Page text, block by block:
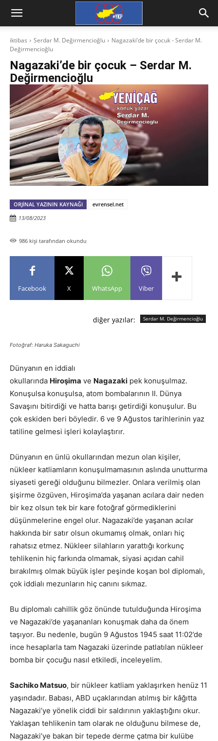
iktibas Serdar M. Değirmencioğlu
Nagazaki’de bir çocuk - Serdar M.
Değirmencioğlu
Nagazaki’de bir çocuk – Serdar M.
Değirmencioğlu
ORJINAL YAZININ KAYNAĞI
evrensel.net
13/08/2023
986 kişi tarafından okundu
Facebook X WhatsApp Viber
diğer yazılar: Serdar M. Değirmencioğlu
Fotoğraf: Haruka Sakaguchi
Dünyanın en iddialı
okullarında Hiroşima ve Nagazaki pek konuşulmaz.
Konuşulsa konuşulsa, atom bombalarının II. Dünya
Savaşını bitirdiği ve hatta barışı getirdiği konuşulur. Bu
çok eskiden beri böyledir. 6 ve 9 Ağustos tarihlerinin yaz
tatiline gelmesi işleri kolaylaştırır.
Dünyanın en ünlü okullarından mezun olan kişiler,
nükleer katliamların konuşulmamasının aslında unutturma
siyaseti gereği olduğunu bilmezler. Onlara verilmiş olan
şişirme özgüven, Hiroşima’da yaşanan acılara dair neden
bir kez olsun tek bir kare fotoğraf görmediklerini
düşünmelerine engel olur. Nagazaki’de yaşanan acılar
hakkında bir satır olsun okumamış olmak, onları hiç
rahatsız etmez. Nükleer silahların yarattığı korkunç
tehlikenin hiç farkında olmamak, siyasi açıdan cahil
bırakılmış olmak büyük işler peşinde koşan bol diplomalı,
çok iddialı mezunların hiç canını sıkmaz.
Bu diplomalı cahillik göz önünde tutulduğunda Hiroşima
ve Nagazaki’de yaşananları konuşmak daha da önem
taşıyor. Bu nedenle, bugün 9 Ağustos 1945 saat 11:02’de
ince hesaplarla tam Nagazaki üzerinde patlatılan nükleer
bomba bir çocuğu nasıl etkiledi, inceleyelim.
Sachiko Matsuo, bir nükleer katliam yaklaşırken henüz 11
yaşındadır. Babası, ABD uçaklarından atılmış bir kâğıtta
Nagazaki’ye yönelik ciddi bir saldırının yaklaştığını okur.
Yaklaşan tehlikenin tam olarak ne olduğunu bilmese de,
Nagazaki’ye bakan bir tepede derme çatma bir kulübe